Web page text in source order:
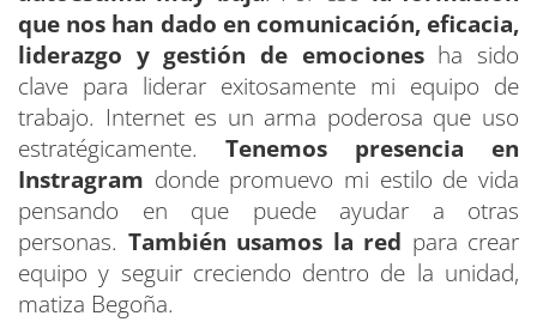
que nos han dado en comunicación, eficacia,
liderazgo y gestión de emocionesha sido
clave para liderar exitosamente mi equipo de
trabajo. Internet es un arma poderosa que uso
estratégicamente. Tenemos presencia en
Instragram donde promuevo mi estilo de vida
pensando en que puede ayudar a otras
personas. También usamos la red para crear
equipo y seguir creciendo dentro de la unidad,
matiza Begoña.